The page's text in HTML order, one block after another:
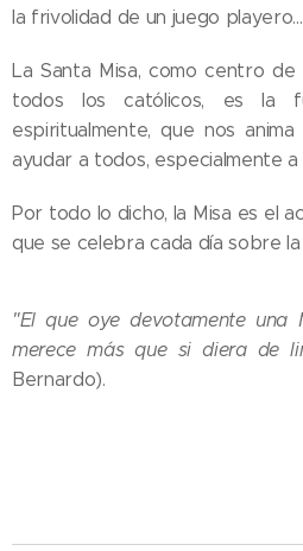
la frivolidad de un juego
La Santa Misa, como centro
todos los católicos, es la
espiritualmente, que nos
ayudar a todos, especialmente a
Por todo lo dicho, la Misa es el
que se celebra cada día sobre
"El que oye devotamente una
merece más que si diera de
Bernardo).